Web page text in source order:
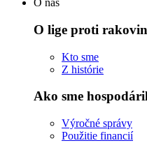
O nás
O lige proti
Kto sme
Z histórie
Ako sme
Výročné správy
Použitie financií